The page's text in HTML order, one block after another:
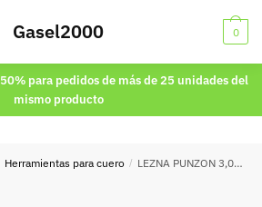
Gasel2000 0
50% para pedidos de más de 25 unidades del
mismo producto
Herramientas para cuero / LEZNA PUNZON 3,00MM x 75MM.